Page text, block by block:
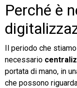
Perché è
Il periodo che
necessario
portata di mano, in
che possono